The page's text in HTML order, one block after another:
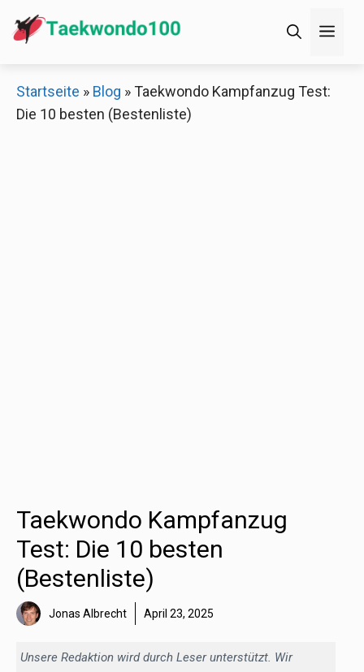
Inhalt
Startseite » Blog »Taekwondo Kampfanzug Test:
Die 10 besten (Bestenliste)
Taekwondo Kampfanzug
Test: Die 10 besten
(Bestenliste)
Jonas Albrecht April 23, 2025
Unsere Redaktion wird durch Leser unterstützt. Wir
Decathlon Sale